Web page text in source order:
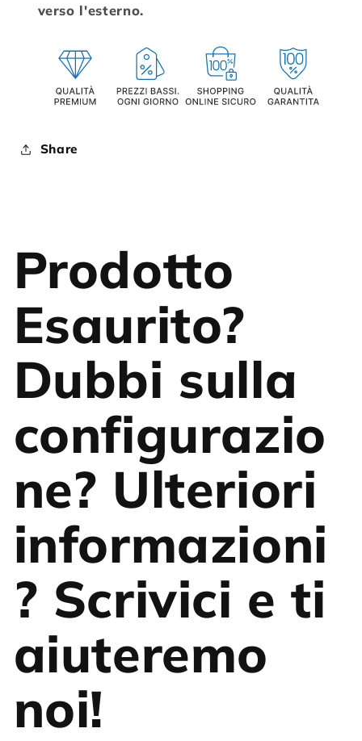
verso l'esterno.
Share
Prodotto
Esaurito?
Dubbi sulla
configurazio
ne? Ulteriori
informazioni
? Scrivici e ti
aiuteremo
noi!